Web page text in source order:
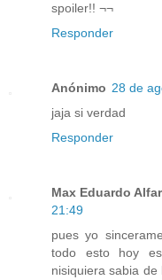
spoiler!! ¬¬
Responder
Anónimo 28 de
jaja si verdad
Responder
Max Eduardo
21:49
pues yo
todo esto hoy
nisiquiera sabia